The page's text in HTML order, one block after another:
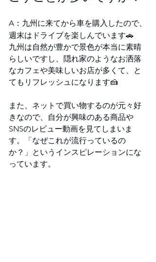
A： 九州に来てから車を購入したので、
週末はドライブを楽しんでいます🚗
九州は自然が豊かで景色が本当に素晴
らしいですし、隠れ家のようなお洒落
なカフェや美味しいお店が多くて、と
てもリフレッシュになります🍰
また、ネットで買い物するのが元々好
きなので、自分が興味のある商品や
SNSのレビュー動画を見てしまいま
す。「なぜこれが流行っているの
か？」というインスピレーションにな
っています。